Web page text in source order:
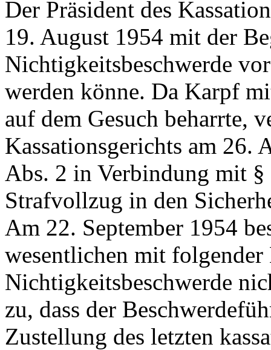
Der Präsident des
19. August 1954 mit der
Nichtigkeitsbeschwerde
werden könne. Da Karpf
auf dem Gesuch beharrte,
Kassationsgerichts am 26.
Abs. 2 in Verbindung mit
Strafvollzug in den
Am 22. September 1954
wesentlichen mit
Nichtigkeitsbeschwerde
zu, dass der
Zustellung des letzten